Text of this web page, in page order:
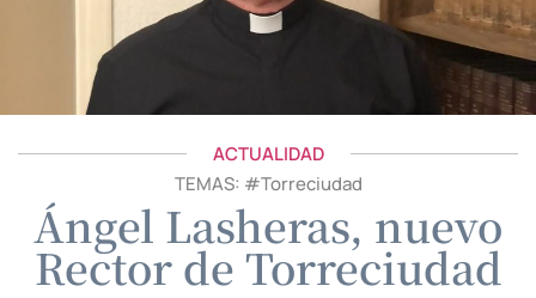
ACTUALIDAD
TEMAS: #Torreciudad
Ángel Lasheras, nuevo
Rector de Torreciudad